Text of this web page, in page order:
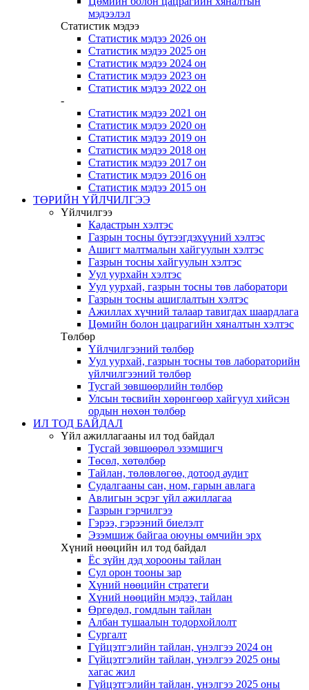
мэдээлэл
Статистик мэдээ
Статистик мэдээ 2026 он
Статистик мэдээ 2025 он
Статистик мэдээ 2024 он
Статистик мэдээ 2023 он
Статистик мэдээ 2022 он
-
Статистик мэдээ 2021 он
Статистик мэдээ 2020 он
Статистик мэдээ 2019 он
Статистик мэдээ 2018 он
Статистик мэдээ 2017 он
Статистик мэдээ 2016 он
Статистик мэдээ 2015 он
ТӨРИЙН ҮЙЛЧИЛГЭЭ
Үйлчилгээ
Кадастрын хэлтэс
Газрын тосны бүтээгдэхүүний хэлтэс
Ашигт малтмалын хайгуулын хэлтэс
Газрын тосны хайгуулын хэлтэс
Уул уурхайн хэлтэс
Уул уурхай, газрын тосны төв лаборатори
Газрын тосны ашиглалтын хэлтэс
Ажиллах хүчний талаар тавигдах шаардлага
Цөмийн болон цацрагийн хяналтын хэлтэс
Төлбөр
Үйлчилгээний төлбөр
Уул уурхай, газрын тосны төв лабораторийн
үйлчилгээний төлбөр
Тусгай зөвшөөрлийн төлбөр
Улсын төсвийн хөрөнгөөр хайгуул хийсэн
ордын нөхөн төлбөр
ИЛ ТОД БАЙДАЛ
Үйл ажиллагааны ил тод байдал
Тусгай зөвшөөрөл эзэмшигч
Төсөл, хөтөлбөр
Тайлан, төлөвлөгөө, дотоод аудит
Судалгааны сан, ном, гарын авлага
Авлигын эсрэг үйл ажиллагаа
Газрын гэрчилгээ
Гэрээ, гэрээний биелэлт
Эзэмшиж байгаа оюуны өмчийн эрх
Хүний нөөцийн ил тод байдал
Ёс зүйн дэд хорооны тайлан
Сул орон тооны зар
Хүний нөөцийн стратеги
Хүний нөөцийн мэдээ, тайлан
Өргөдөл, гомдлын тайлан
Албан тушаалын тодорхойлолт
Сургалт
Гүйцэтгэлийн тайлан, үнэлгээ 2024 он
Гүйцэтгэлийн тайлан, үнэлгээ 2025 оны
хагас жил
Гүйцэтгэлийн тайлан, үнэлгээ 2025 оны